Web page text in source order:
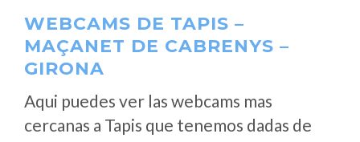
WEBCAMS DE TAPIS –
MAÇANET DE CABRENYS –
GIRONA
Aqui puedes ver las webcams mas
cercanas a Tapis que tenemos dadas de